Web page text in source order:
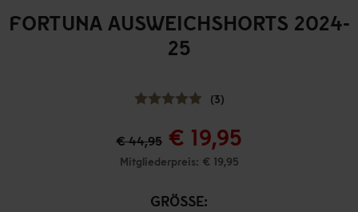
FORTUNA AUSWEICHSHORTS 2024-
25
(3)
€ 44,95 € 19,95
Mitgliederpreis: € 19,95
GRÖSSE: